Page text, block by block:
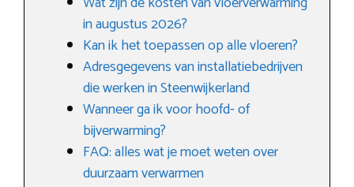
in augustus 2026?
Kan ik het toepassen op alle vloeren?
Adresgegevens van installatiebedrijven
die werken in Steenwijkerland
Wanneer ga ik voor hoofd- of
bijverwarming?
FAQ: alles wat je moet weten over
duurzaam verwarmen